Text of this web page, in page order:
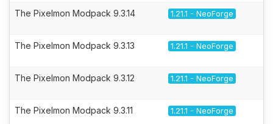
The Pixelmon Modpack 9.3.14 1.21.1 - NeoForge
The Pixelmon Modpack 9.3.13 1.21.1 - NeoForge
The Pixelmon Modpack 9.3.12 1.21.1 - NeoForge
The Pixelmon Modpack 9.3.11 1.21.1 - NeoForge